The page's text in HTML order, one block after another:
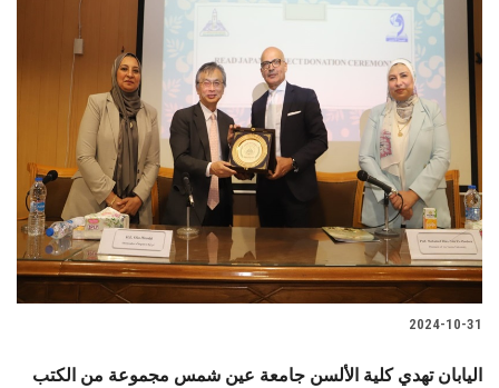
2024-10-31
اليابان تهدي كلية الألسن جامعة عين شمس مجموعة من الكتب